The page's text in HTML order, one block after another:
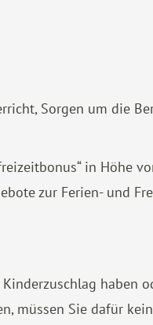
Sorgen um die
in Höhe
zur Ferien- und
haben
müssen Sie dafür